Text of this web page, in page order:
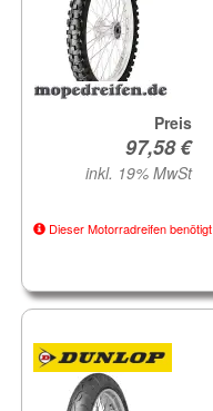
Preis
inkl. 19% MwSt
Dieser Motorradreifen benötigt